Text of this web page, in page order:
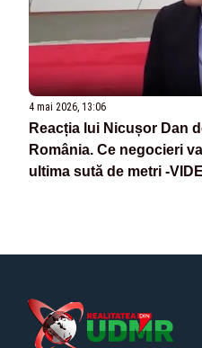
4 mai 2026, 13:06
Reacția lui Nicușor Dan
România. Ce negocieri
ultima sută de metri -